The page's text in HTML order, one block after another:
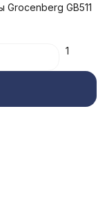
GB511
1